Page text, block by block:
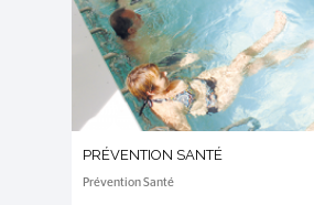
PRÉVENTION SANTÉ
Prévention Santé